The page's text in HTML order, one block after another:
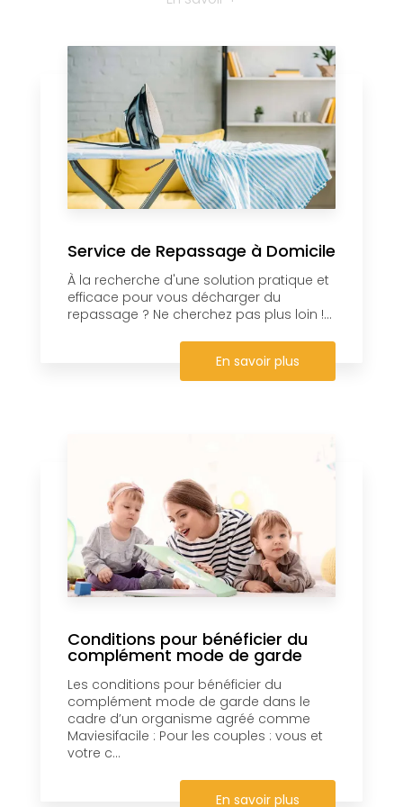
Service de Repassage à Domicile
À la recherche d'une solution pratique et
efficace pour vous décharger du
repassage ? Ne cherchez pas plus loin !...
En savoir plus
Conditions pour bénéficier du
complément mode de garde
Les conditions pour bénéficier du
complément mode de garde dans le
cadre d’un organisme agréé comme
Maviesifacile : Pour les couples : vous et
votre c...
En savoir plus